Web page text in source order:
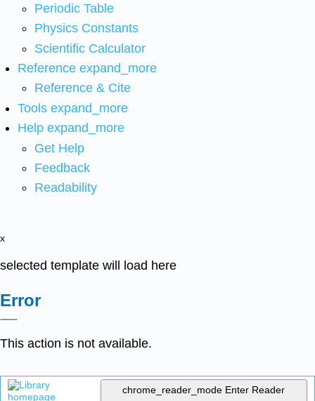
Periodic Table
Physics Constants
Scientific Calculator
Reference expand_more
Reference & Cite
Tools expand_more
Help expand_more
Get Help
Feedback
Readability
x
selected template will load here
Error
This action is not available.
chrome_reader_mode Enter Reader